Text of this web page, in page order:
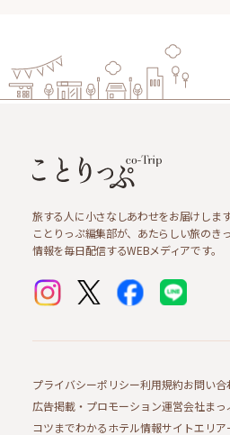
旅する人に小さなしあわせをお届けします
ことりっぷ編集部が、あたらしい旅のき
情報を毎日配信するWEBメディアです。
プライバシーポリシー利用規約お問い合
広告掲載・プロモーション運営会社ま
コツまでわかるホテル情報サイトエリア